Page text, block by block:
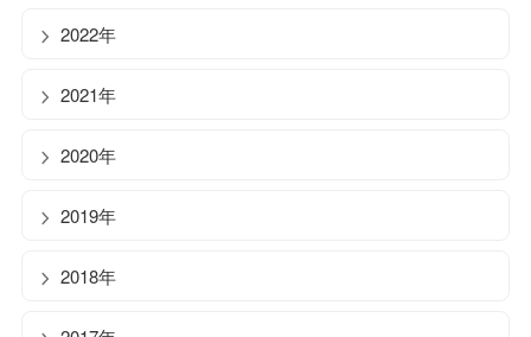
2022年
2021年
2020年
2019年
2018年